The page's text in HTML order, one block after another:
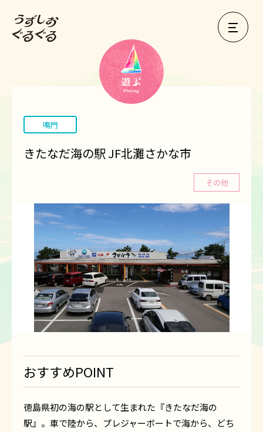
鳴門
きたなだ海の駅 JF北灘さかな市
その他
おすすめPOINT
徳島県初の海の駅として生まれた『きたなだ海の
駅』。車で陸から、プレジャーボートで海から、どち